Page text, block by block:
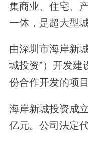
集商业、住宅、
一体，是超大型
由深圳市海岸新
城投资”）开发建
份合作开发的项目
海岸新城投资成
亿元。公司法定